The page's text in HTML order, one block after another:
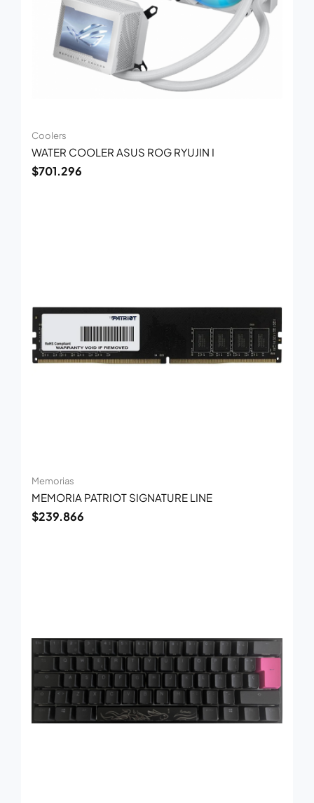
Coolers
WATER COOLER ASUS ROG RYUJIN I
$701.296
Memorias
MEMORIA PATRIOT SIGNATURE LINE
$239.866